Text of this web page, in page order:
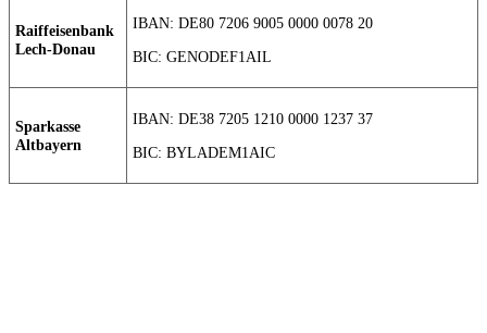
Raiffeisenbank
Lech-Donau
IBAN: DE80 7206 9005 0000 0078 20
BIC: GENODEF1AIL
Sparkasse
Altbayern
IBAN: DE38 7205 1210 0000 1237 37
BIC: BYLADEM1AIC